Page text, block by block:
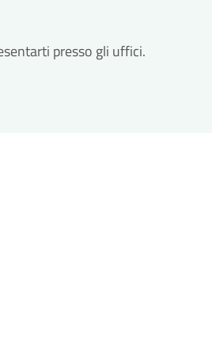
presso gli uffici.